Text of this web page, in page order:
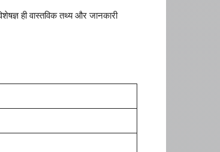
ही वास्तविक तथ्य और जानकारी